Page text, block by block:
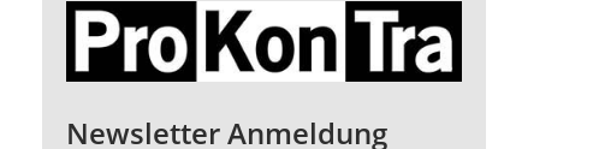
Newsletter Anmeldung